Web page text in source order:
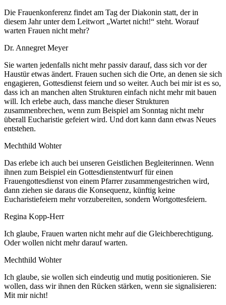
Die Frauenkonferenz findet am Tag der Diakonin statt, der in
diesem Jahr unter dem Leitwort „Wartet nicht!“ steht. Worauf
warten Frauen nicht mehr?
Dr. Annegret Meyer
Sie warten jedenfalls nicht mehr passiv darauf, dass sich vor der
Haustür etwas ändert. Frauen suchen sich die Orte, an denen sie sich
engagieren, Gottesdienst feiern und so weiter. Auch bei mir ist es so,
dass ich an manchen alten Strukturen einfach nicht mehr mit bauen
will. Ich erlebe auch, dass manche dieser Strukturen
zusammenbrechen, wenn zum Beispiel am Sonntag nicht mehr
überall Eucharistie gefeiert wird. Und dort kann dann etwas Neues
entstehen.
Mechthild Wohter
Das erlebe ich auch bei unseren Geistlichen Begleiterinnen. Wenn
ihnen zum Beispiel ein Gottesdienstentwurf für einen
Frauengottesdienst von einem Pfarrer zusammengestrichen wird,
dann ziehen sie daraus die Konsequenz, künftig keine
Eucharistiefeiern mehr vorzubereiten, sondern Wortgottesfeiern.
Regina Kopp-Herr
Ich glaube, Frauen warten nicht mehr auf die Gleichberechtigung.
Oder wollen nicht mehr darauf warten.
Mechthild Wohter
Ich glaube, sie wollen sich eindeutig und mutig positionieren. Sie
wollen, dass wir ihnen den Rücken stärken, wenn sie signalisieren:
Mit mir nicht!